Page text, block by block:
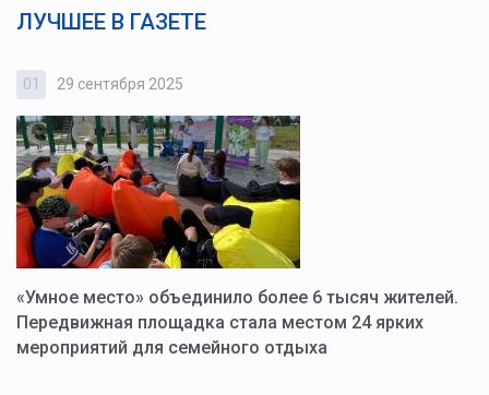
ЛУЧШЕЕ В ГАЗЕТЕ
01 29 сентября 2025
«Умное место» объединило более 6 тысяч жителей.
Передвижная площадка стала местом 24 ярких
мероприятий для семейного отдыха